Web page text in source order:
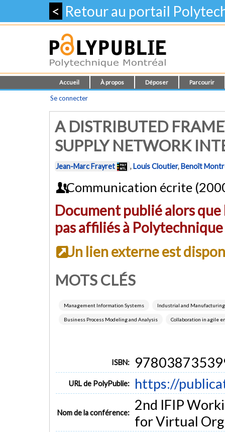
< Retour au portail
Accueil À propos Déposer Parcourir
Se connecter
A DISTRIBUTED
SUPPLY NETWORK
Jean-Marc Frayret ,Louis Cloutier,Benoît
Communication écrite
Document publié alors
pas affiliés à
Un lien externe est
MOTS CLÉS
Management Information Systems Industrial and
Business Process Modeling and Analysis Collaboration in agile
ISBN:
URL de PolyPublie: https://
Nom de la conférence:
2nd IFIP
for Virtual